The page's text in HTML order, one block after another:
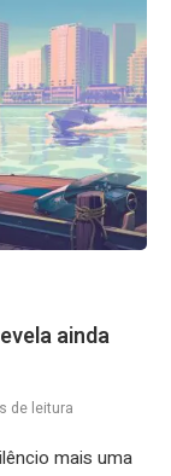
ainda
de leitura
mais uma